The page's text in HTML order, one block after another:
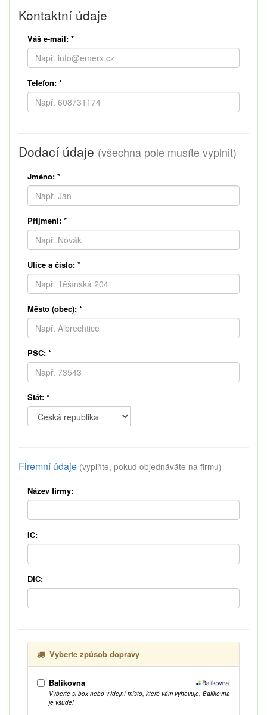
Kontaktní údaje
Váš e-mail: *
Telefon: *
Dodací údaje (všechna pole musíte vyplnit)
Jméno: *
Příjmení: *
Ulice a číslo: *
Město (obec): *
PSČ: *
Stát: *
Firemní údaje (vyplňte, pokud objednáváte na firmu)
Název firmy:
IČ:
DIČ:
Vyberte způsob dopravy
Balíkovna
Vyberte si box nebo výdejní místo, které vám vyhovuje. Balíkovna
je všude!